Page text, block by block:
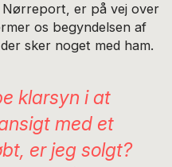
Nørreport, er på vej over
os begyndelsen af
sker noget med ham.
klarsyn i at
med et
er jeg solgt?